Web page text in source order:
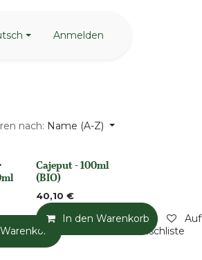
Anmelden
nach: Name (A-Z)
die Wunschliste Auf die Wunschliste
None
Cajeput - 100ml
(BIO)
40,10 €
In den Warenkorb